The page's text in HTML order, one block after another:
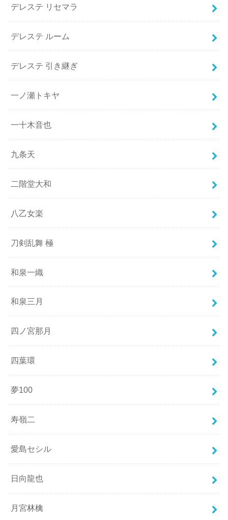
デレステ リセマラ
デレステ ルーム
デレステ 引き継ぎ
一ノ瀬トキヤ
一十木音也
九条天
二階堂大和
八乙女楽
刀剣乱舞 極
和泉一織
和泉三月
四ノ宮那月
四葉環
夢100
寿嶺二
愛島セシル
日向龍也
月宮林檎